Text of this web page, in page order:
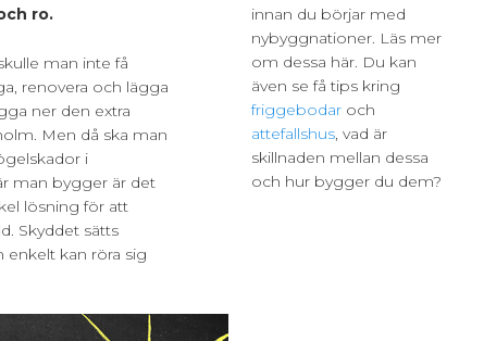
ro.
man inte få
renovera och lägga
ner den extra
Men då ska man
i
man bygger är det
lösning för att
Skyddet sätts
kan röra sig
innan du börjar med
nybyggnationer. Läs mer
om dessa här. Du kan
även se få tips kring
friggebodar och
attefallshus, vad är
skillnaden mellan dessa
och hur bygger du dem?